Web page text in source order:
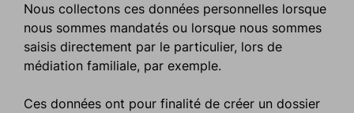
Nous collectons ces données personnelles lorsque
nous sommes mandatés ou lorsque nous sommes
saisis directement par le particulier, lors de
médiation familiale, par exemple.
Ces données ont pour finalité de créer un dossier